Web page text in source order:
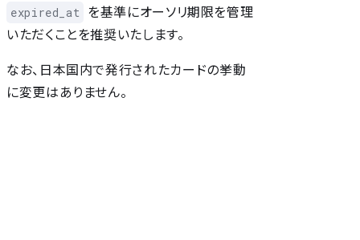
expired_at
を基準にオーソリ期限を管理
いただくことを推奨いたします。
なお、日本国内で発行されたカードの挙動
に変更はありません。